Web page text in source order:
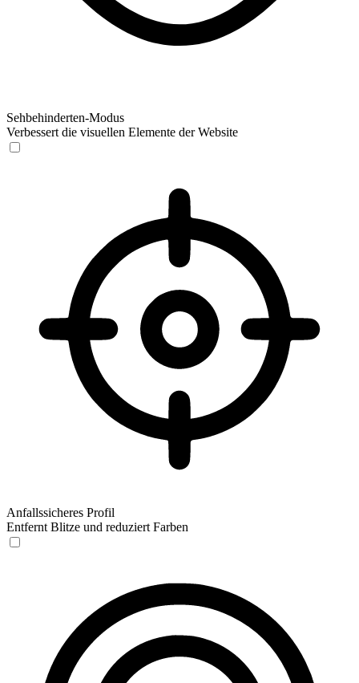
Sehbehinderten-Modus
Verbessert die visuellen Elemente der Website
Anfallssicheres Profil
Entfernt Blitze und reduziert Farben